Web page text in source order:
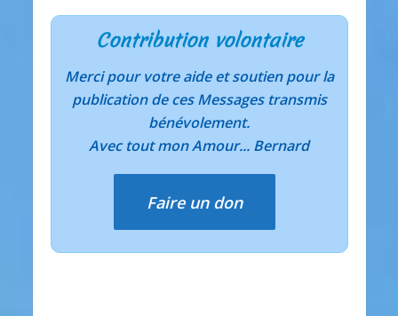
Contribution volontaire
Merci pour votre aide et soutien pour la
publication de ces Messages transmis
bénévolement.
Avec tout mon Amour... Bernard
Faire un don